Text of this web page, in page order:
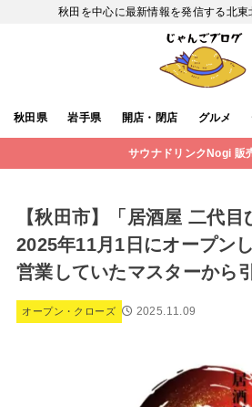
秋田を中心に最新情報を発信する北
秋田県 岩手県 開店・閉店 グルメ
サウナドリンクNogi 販
【秋田市】「居酒屋 二代目
2025年11月1日にオープン
営業していたマスターから
オープン・クローズ 2025.11.09